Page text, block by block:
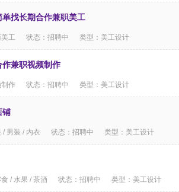
单找长期合作兼职美工
工 状态：招聘中 类型：美工设计
作兼职视频制作
作 状态：招聘中 类型：美工设计
铺
/ 男装 / 内衣 状态：招聘中 类型：美工设计
/ 水果 / 茶酒 状态：招聘中 类型：美工设计